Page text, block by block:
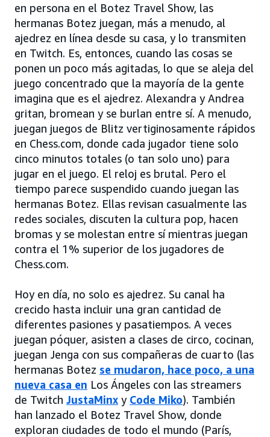
en persona en el Botez Travel Show, las
hermanas Botez juegan, más a menudo, al
ajedrez en línea desde su casa, y lo transmiten
en Twitch. Es, entonces, cuando las cosas se
ponen un poco más agitadas, lo que se aleja del
juego concentrado que la mayoría de la gente
imagina que es el ajedrez. Alexandra y Andrea
gritan, bromean y se burlan entre sí. A menudo,
juegan juegos de Blitz vertiginosamente rápidos
en Chess.com, donde cada jugador tiene solo
cinco minutos totales (o tan solo uno) para
jugar en el juego. El reloj es brutal. Pero el
tiempo parece suspendido cuando juegan las
hermanas Botez. Ellas revisan casualmente las
redes sociales, discuten la cultura pop, hacen
bromas y se molestan entre sí mientras juegan
contra el 1% superior de los jugadores de
Chess.com.
Hoy en día, no solo es ajedrez. Su canal ha
crecido hasta incluir una gran cantidad de
diferentes pasiones y pasatiempos. A veces
juegan póquer, asisten a clases de circo, cocinan,
juegan Jenga con sus compañeras de cuarto (las
hermanas Botez se mudaron, hace poco, a una
nueva casa en Los Ángeles con las streamers
de Twitch JustaMinx y Code Miko). También
han lanzado el Botez Travel Show, donde
exploran ciudades de todo el mundo (París,